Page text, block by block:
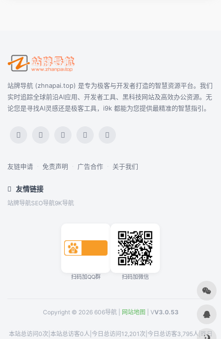
站牌导航 (zhnapai.top) 是专为极客与开发者打造的智慧资源平台。我们
实时追踪全球前沿AI应用、开发者工具、黑科技网站及高效办公资源。无
论您是寻找AI灵感还是极客工具，i9k 都能为您提供最精准的智慧指引。
友链申请 · 免责声明 · 广告合作 · 关于我们
友情链接
站牌导航SEO导航9K导航
扫码加QQ群 扫码加微信
Copyright © 2026 606导航 | 网站地图 | VV3.0.53
本站总访问0次 本站总访客0人 今日总访问12,201次 今日总访客3,795人 昨日